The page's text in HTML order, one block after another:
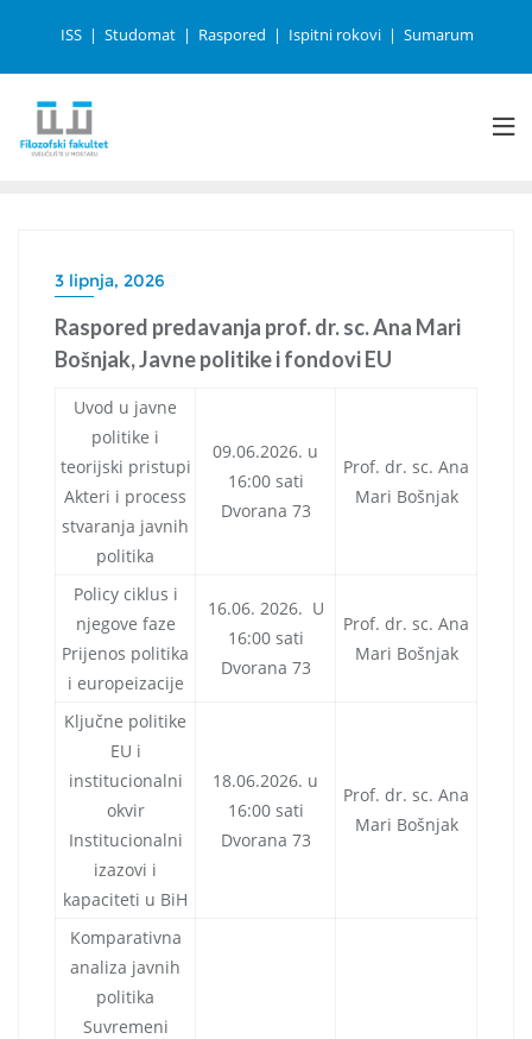
ISS Studomat Raspored Ispitni rokovi Sumarum
3 lipnja, 2026
Raspored predavanja prof. dr. sc. Ana Mari
Bošnjak, Javne politike i fondovi EU
Uvod u javne
politike i
teorijski pristupi
Akteri i process
stvaranja javnih
politika
09.06.2026. u
16:00 sati
Dvorana 73
Prof. dr. sc. Ana
Mari Bošnjak
Policy ciklus i
njegove faze
Prijenos politika
i europeizacije
16.06. 2026. U
16:00 sati
Dvorana 73
Prof. dr. sc. Ana
Mari Bošnjak
Ključne politike
EU i
institucionalni
okvir
Institucionalni
izazovi i
kapaciteti u BiH
18.06.2026. u
16:00 sati
Dvorana 73
Prof. dr. sc. Ana
Mari Bošnjak
Komparativna
analiza javnih
politika
Suvremeni